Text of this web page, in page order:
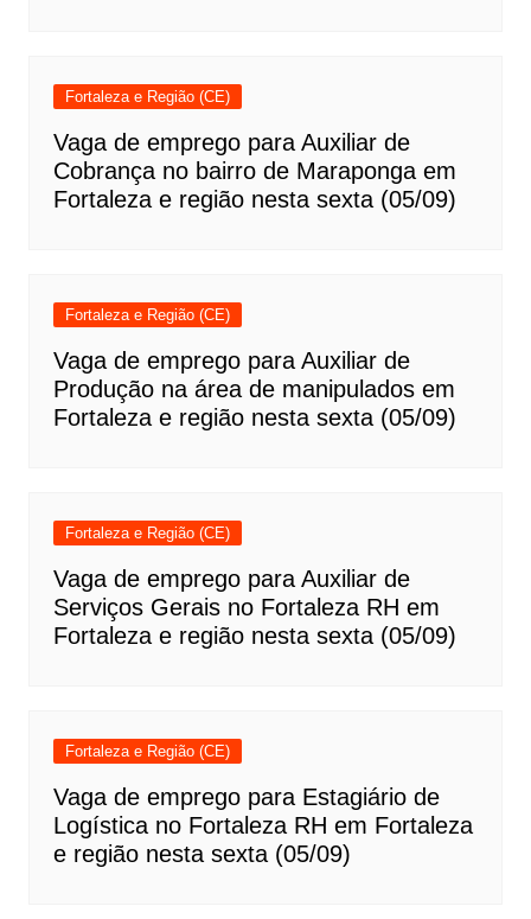
Fortaleza e Região (CE)
Vaga de emprego para Auxiliar de
Cobrança no bairro de Maraponga em
Fortaleza e região nesta sexta (05/09)
Fortaleza e Região (CE)
Vaga de emprego para Auxiliar de
Produção na área de manipulados em
Fortaleza e região nesta sexta (05/09)
Fortaleza e Região (CE)
Vaga de emprego para Auxiliar de
Serviços Gerais no Fortaleza RH em
Fortaleza e região nesta sexta (05/09)
Fortaleza e Região (CE)
Vaga de emprego para Estagiário de
Logística no Fortaleza RH em Fortaleza
e região nesta sexta (05/09)